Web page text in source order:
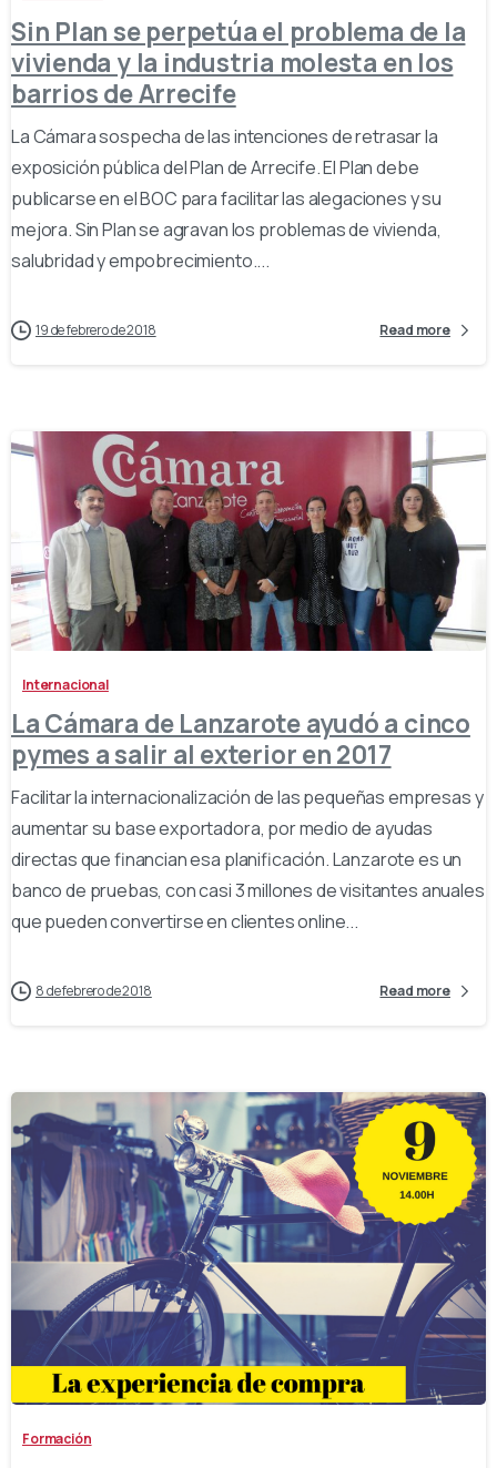
Sin Plan se perpetúa el problema de la
vivienda y la industria molesta en los
barrios de Arrecife
La Cámara sospecha de las intenciones de retrasar la
exposición pública del Plan de Arrecife. El Plan debe
publicarse en el BOC para facilitar las alegaciones y su
mejora. Sin Plan se agravan los problemas de vivienda,
salubridad y empobrecimiento....
19 de febrero de 2018 Read more
-
Internacional
La Cámara de Lanzarote ayudó a cinco
pymes a salir al exterior en 2017
Facilitar la internacionalización de las pequeñas empresas y
aumentar su base exportadora, por medio de ayudas
directas que financian esa planificación. Lanzarote es un
banco de pruebas, con casi 3 millones de visitantes anuales
que pueden convertirse en clientes online...
8 de febrero de 2018 Read more
-
Formación